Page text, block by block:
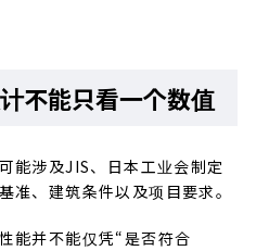
不能只看一个数值
能涉及JIS、日本工业会制定
准、建筑条件以及项目要求。
能并不能仅凭“是否符合